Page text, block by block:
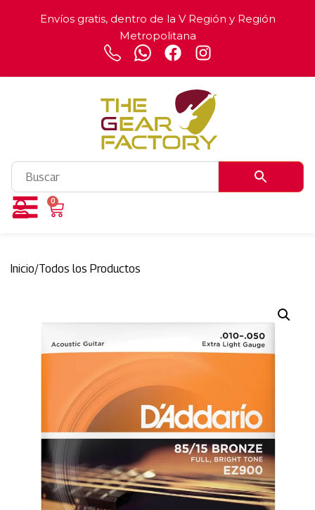
Envíos gratis, dentro de la V Región y Región
Metropolitana
0
Inicio/Todos los Productos